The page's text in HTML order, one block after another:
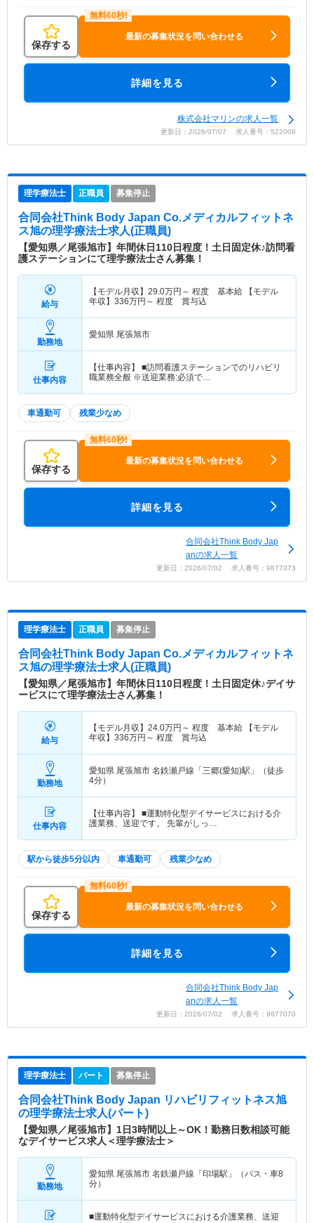
保存する
最新の募集状況を問い合わせる
詳細を見る
株式会社マリンの求人一覧
更新日：2026/07/07 求人番号：522008
理学療法士 正職員 募集停止
合同会社Think Body Japan Co.メディカルフィットネ
ス旭の理学療法士求人(正職員)
【愛知県／尾張旭市】年間休日110日程度！土日固定休♪訪問看
護ステーションにて理学療法士さん募集！
給与
【モデル月収】 29.0万円～ 程度 基本給 【モデル
年収】 336万円～ 程度 賞与込
勤務地
愛知県 尾張旭市
仕事内容
【仕事内容】 ■訪問看護ステーションでのリハビリ
職業務全般 ※送迎業務:必須で…
車通勤可 残業少なめ
保存する
最新の募集状況を問い合わせる
詳細を見る
合同会社Think Body Jap
anの求人一覧
更新日：2026/07/02 求人番号：9877073
理学療法士 正職員 募集停止
合同会社Think Body Japan Co.メディカルフィットネ
ス旭の理学療法士求人(正職員)
【愛知県／尾張旭市】年間休日110日程度！土日固定休♪デイサ
ービスにて理学療法士さん募集！
給与
【モデル月収】 24.0万円～ 程度 基本給 【モデル
年収】 336万円～ 程度 賞与込
勤務地
愛知県 尾張旭市 名鉄瀬戸線「三郷(愛知)駅」（徒歩
4分）
仕事内容
【仕事内容】 ■運動特化型デイサービスにおける介
護業務、送迎です。 先輩がしっ…
駅から徒歩5分以内 車通勤可 残業少なめ
保存する
最新の募集状況を問い合わせる
詳細を見る
合同会社Think Body Jap
anの求人一覧
更新日：2026/07/02 求人番号：9877070
理学療法士 パート 募集停止
合同会社Think Body Japan リハビリフィットネス旭
の理学療法士求人(パート)
【愛知県／尾張旭市】1日3時間以上～OK！勤務日数相談可能
なデイサービス求人＜理学療法士＞
勤務地
愛知県 尾張旭市 名鉄瀬戸線「印場駅」（バス・車8
分）
■運動特化型デイサービスにおける介護業務、送迎